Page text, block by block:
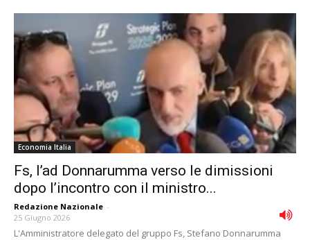
Economia Italia
Fs, l’ad Donnarumma verso le dimissioni
dopo l’incontro con il ministro...
Redazione Nazionale -
25 Giugno 2026
L'Amministratore delegato del gruppo Fs, Stefano Donnarumma